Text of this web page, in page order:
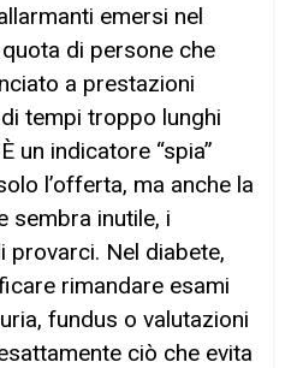
emersi nel
di persone che
a prestazioni
tempi troppo lunghi
un indicatore “spia”
l’offerta, ma anche la
sembra inutile, i
Nel diabete,
rimandare esami
fundus o valutazioni
ciò che evita